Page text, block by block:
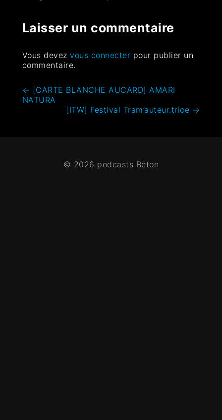
Laisser un commentaire
Vous devezvous connecter pour publier un
commentaire.
← [CARTE BLANCHE AUCARD] AMARI
NATURA
[ITW] Festival Tram’auteur.trice →
© 2026 podcasts Béton